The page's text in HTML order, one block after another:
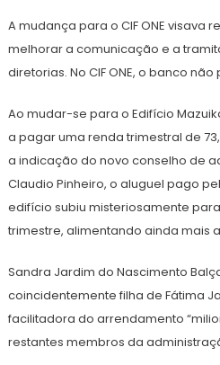
A mudança para o CIF ONE visava
melhorar a comunicação e a
diretorias. No CIF ONE, o banco
Ao mudar-se para o Edifício
a pagar uma renda trimestral de
a indicação do novo conselho de
Claudio Pinheiro, o aluguel pago
edifício subiu misteriosamente
trimestre, alimentando ainda mais
Sandra Jardim do Nascimento
coincidentemente filha de Fátima
facilitadora do arrendamento
restantes membros da